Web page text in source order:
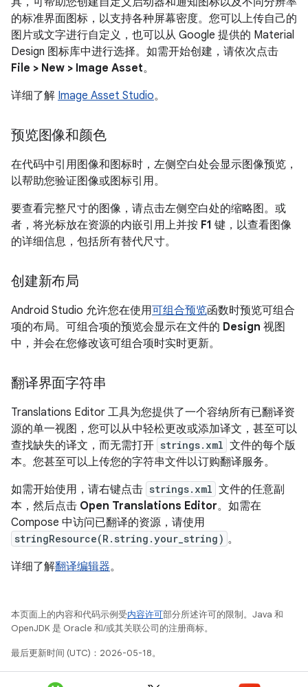
的标准界面图标，以支持各种屏幕密度。您可以上传自己的
图片或文字进行自定义，也可以从 Google 提供的 Material
Design 图标库中进行选择。如需开始创建，请依次点击
File > New > Image Asset。
详细了解 Image Asset Studio。
预览图像和颜色
在代码中引用图像和图标时，左侧空白处会显示图像预览，
以帮助您验证图像或图标引用。
要查看完整尺寸的图像，请点击左侧空白处的缩略图。或
者，将光标放在资源的内嵌引用上并按 F1 键，以查看图像
的详细信息，包括所有替代尺寸。
创建新布局
Android Studio 允许您在使用可组合预览函数时预览可组合
项的布局。可组合项的预览会显示在文件的 Design 视图
中，并会在您修改该可组合项时实时更新。
翻译界面字符串
Translations Editor 工具为您提供了一个容纳所有已翻译资
源的单一视图，您可以从中轻松更改或添加译文，甚至可以
查找缺失的译文，而无需打开 strings.xml 文件的每个版
本。您甚至可以上传您的字符串文件以订购翻译服务。
如需开始使用，请右键点击 strings.xml 文件的任意副
本，然后点击 Open Translations Editor。如需在
Compose 中访问已翻译的资源，请使用
stringResource(R.string.your_string) 。
详细了解翻译编辑器。
本页面上的内容和代码示例受内容许可部分所述许可的限制。Java 和
OpenJDK 是 Oracle 和/或其关联公司的注册商标。
最后更新时间 (UTC)：2026-05-18。